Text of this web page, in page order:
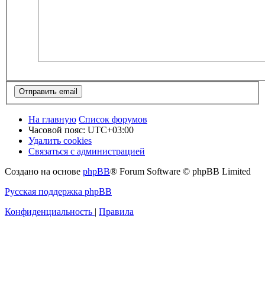
На главную Список форумов
Часовой пояс: UTC+03:00
Удалить cookies
Связаться с администрацией
Создано на основе phpBB® Forum Software © phpBB Limited
Русская поддержка phpBB
Конфиденциальность
Правила